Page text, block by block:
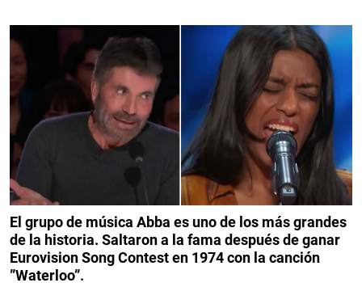
El grupo de música Abba es uno de los más grandes
de la historia. Saltaron a la fama después de ganar
Eurovision Song Contest en 1974 con la canción
”Waterloo”.